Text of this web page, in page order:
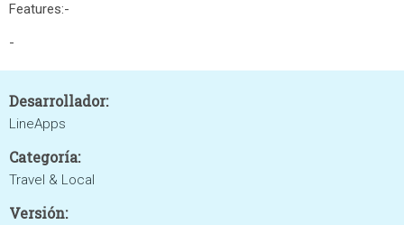
Features:-
-
Desarrollador:
LineApps
Categoría:
Travel & Local
Versión: